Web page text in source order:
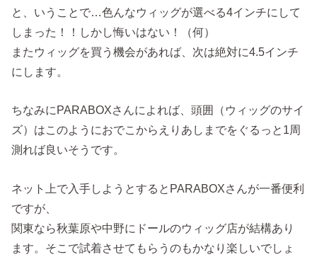
と、いうことで…色んなウィッグが選べる4インチにして
しまった！！しかし悔いはない！（何）
またウィッグを買う機会があれば、次は絶対に4.5インチ
にします。
ちなみにPARABOXさんによれば、頭囲（ウィッグのサイ
ズ）はこのようにおでこからえりあしまでをぐるっと1周
測れば良いそうです。
ネット上で入手しようとするとPARABOXさんが一番便利
ですが、
関東なら秋葉原や中野にドールのウィッグ店が結構あり
ます。そこで試着させてもらうのもかなり楽しいでしょ